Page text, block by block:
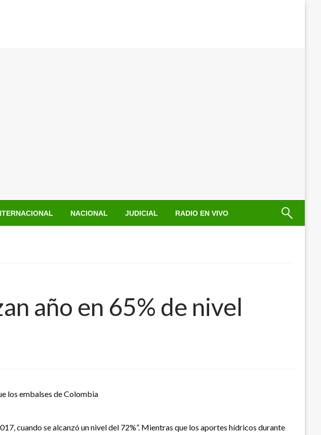
NACIONAL JUDICIAL RADIO EN VIVO
año en 65% de nivel
los embalses de Colombia
cuando se alcanzó un nivel del 72%”. Mientras que los aportes hídricos durante